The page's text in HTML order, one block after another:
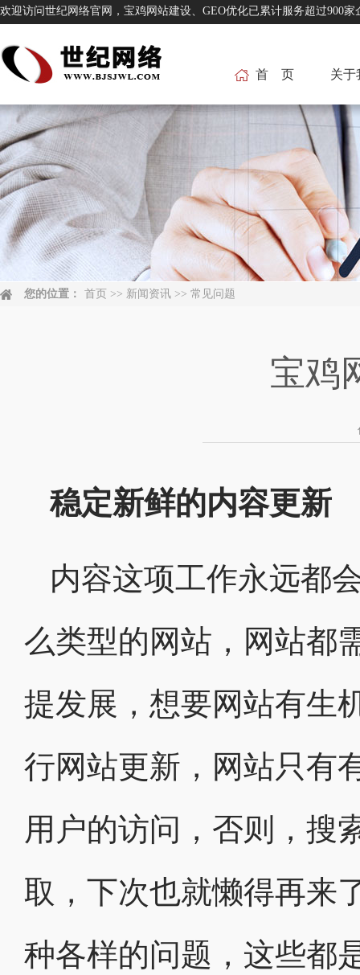
欢迎访问世纪网络官网，宝鸡网站建设、GEO优化已累计服务超
首 页 关于
您的位置： 首页 >> 新闻资讯 >> 常见问题
宝鸡
稳定新鲜的内容更新
内容这项工作永远都
么类型的网站，网站都
提发展，想要网站有生
行网站更新，网站只有
用户的访问，否则，搜
取，下次也就懒得再来
种各样的问题，这些都